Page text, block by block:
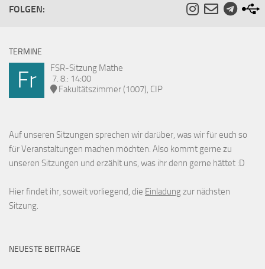
FOLGEN:
TERMINE
Fr
FSR-Sitzung Mathe
7. 8.: 14:00
Fakultätszimmer (1007), CIP
Auf unseren Sitzungen sprechen wir darüber, was wir für euch so
für Veranstaltungen machen möchten. Also kommt gerne zu
unseren Sitzungen und erzählt uns, was ihr denn gerne hättet :D
Hier findet ihr, soweit vorliegend, die Einladungzur nächsten
Sitzung.
NEUESTE BEITRÄGE